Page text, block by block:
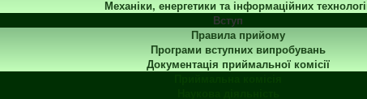
Механіки, енергетики та інформаційних
Вступ
Правила прийому
Програми вступних випробувань
Документація приймальної комісії